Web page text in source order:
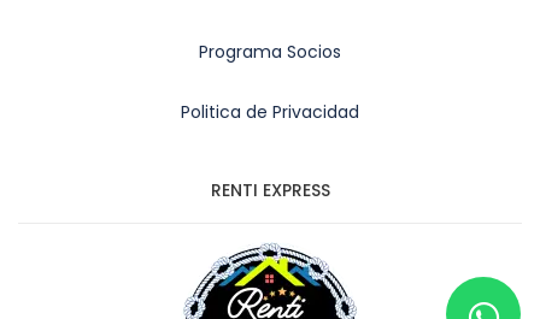
Programa Socios
Politica de Privacidad
RENTI EXPRESS